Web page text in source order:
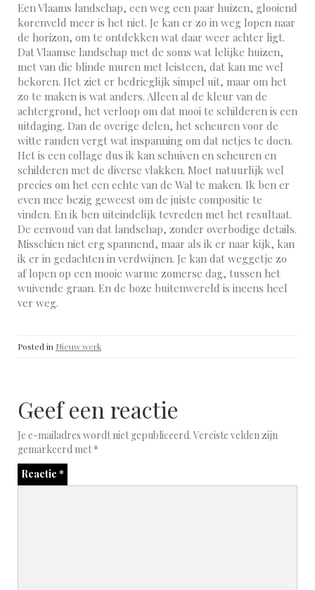
Een Vlaams landschap, een weg een paar huizen, glooiend
korenveld meer is het niet. Je kan er zo in weg lopen naar
de horizon, om te ontdekken wat daar weer achter ligt.
Dat Vlaamse landschap met de soms wat lelijke huizen,
met van die blinde muren met leisteen, dat kan me wel
bekoren. Het ziet er bedrieglijk simpel uit, maar om het
zo te maken is wat anders. Alleen al de kleur van de
achtergrond, het verloop om dat mooi te schilderen is een
uitdaging. Dan de overige delen, het scheuren voor de
witte randen vergt wat inspanning om dat netjes te doen.
Het is een collage dus ik kan schuiven en scheuren en
schilderen met de diverse vlakken. Moet natuurlijk wel
precies om het een echte van de Wal te maken. Ik ben er
even mee bezig geweest om de juiste compositie te
vinden. En ik ben uiteindelijk tevreden met het resultaat.
De eenvoud van dat landschap, zonder overbodige details.
Misschien niet erg spannend, maar als ik er naar kijk, kan
ik er in gedachten in verdwijnen. Je kan dat weggetje zo
af lopen op een mooie warme zomerse dag, tussen het
wuivende graan. En de boze buitenwereld is ineens heel
ver weg.
Posted in Nieuw werk
Geef een reactie
Je e-mailadres wordt niet gepubliceerd. Vereiste velden zijn
gemarkeerd met*
Reactie *